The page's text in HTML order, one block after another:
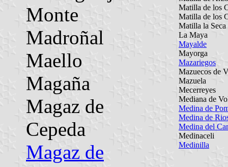
Monte
Madroñal
Maello
Magaña
Magaz de
Cepeda
Magaz de
Matilla de los
Matilla de los
Matilla la Seca
La Maya
Mayalde
Mayorga
Mazariegos
Mazuecos de
Mazuela
Mecerreyes
Mediana de
Medina de
Medina de
Medina del
Medinaceli
Medinilla